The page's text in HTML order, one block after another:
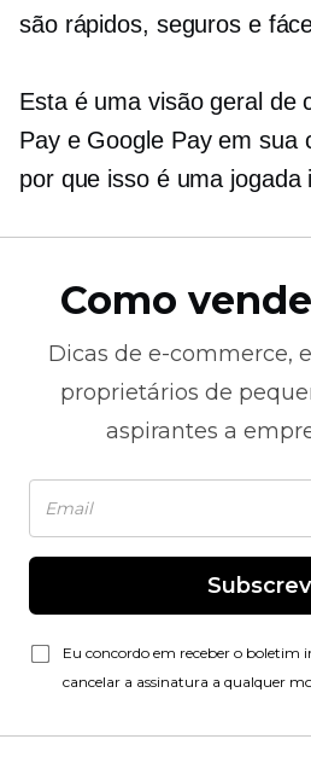
são rápidos, seguros e
Esta é uma visão geral de
Pay e Google Pay em sua
por que isso é uma jogada
Como
Dicas de e-commerce,
proprietários de
aspirantes a
Eu concordo em receber o boletim
cancelar a assinatura a qualquer